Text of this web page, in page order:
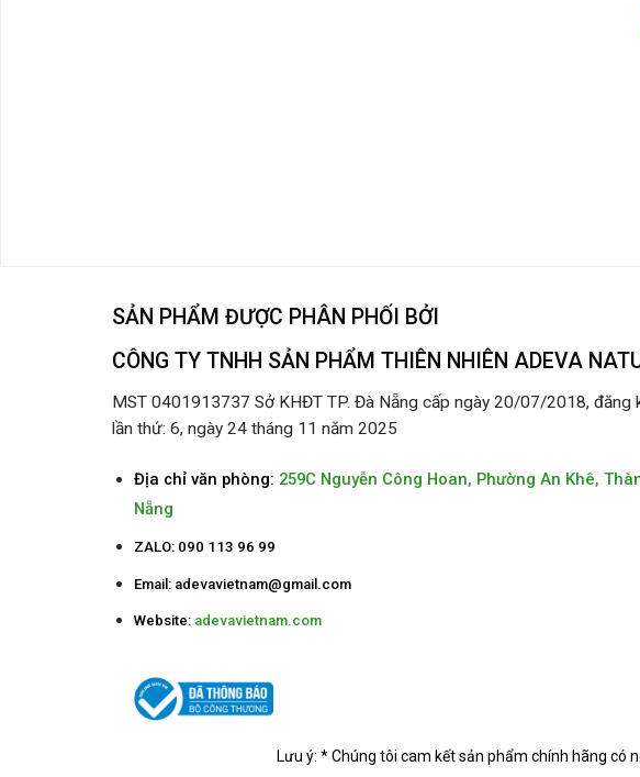
SẢN PHẨM ĐƯỢC PHÂN PHỐI BỞI
CÔNG TY TNHH SẢN PHẨM THIÊN NHIÊN ADEVA
MST 0401913737 Sở KHĐT TP. Đà Nẵng cấp ngày 20/07/2018, đăng
lần thứ: 6, ngày 24 tháng 11 năm 2025
Địa chỉ văn phòng: 259C Nguyễn Công Hoan, Phường An Khê,
Nẵng
ZALO: 090 113 96 99
Email: adevavietnam@gmail.com
Website: adevavietnam.com
Lưu ý: * Chúng tôi cam kết sản phẩm chính hãng có